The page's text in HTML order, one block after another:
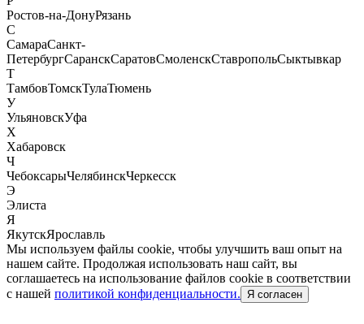
Ростов-на-ДонуРязань
С
СамараСанкт-
ПетербургСаранскСаратовСмоленскСтавропольСыктывкар
Т
ТамбовТомскТулаТюмень
У
УльяновскУфа
Х
Хабаровск
Ч
ЧебоксарыЧелябинскЧеркесск
Э
Элиста
Я
ЯкутскЯрославль
Мы используем файлы cookie, чтобы улучшить ваш опыт на
нашем сайте. Продолжая использовать наш сайт, вы
соглашаетесь на использование файлов cookie в соответствии
с нашей политикой конфиденциальности. Я согласен